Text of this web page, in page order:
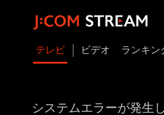
テレビ ビデオ ランキン
システムエラーが発生